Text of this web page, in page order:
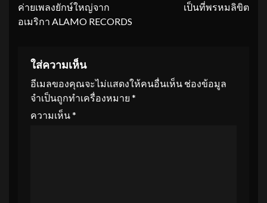
ค่ายเพลงยักษ์ใหญ่จาก
อเมริกา ALAMO RECORDS
เป็นที่พรหมลิขิต
ใส่ความเห็น
อีเมลของคุณจะไม่แสดงให้คนอื่นเห็น ช่องข้อมูล
จำเป็นถูกทำเครื่องหมาย *
ความเห็น*